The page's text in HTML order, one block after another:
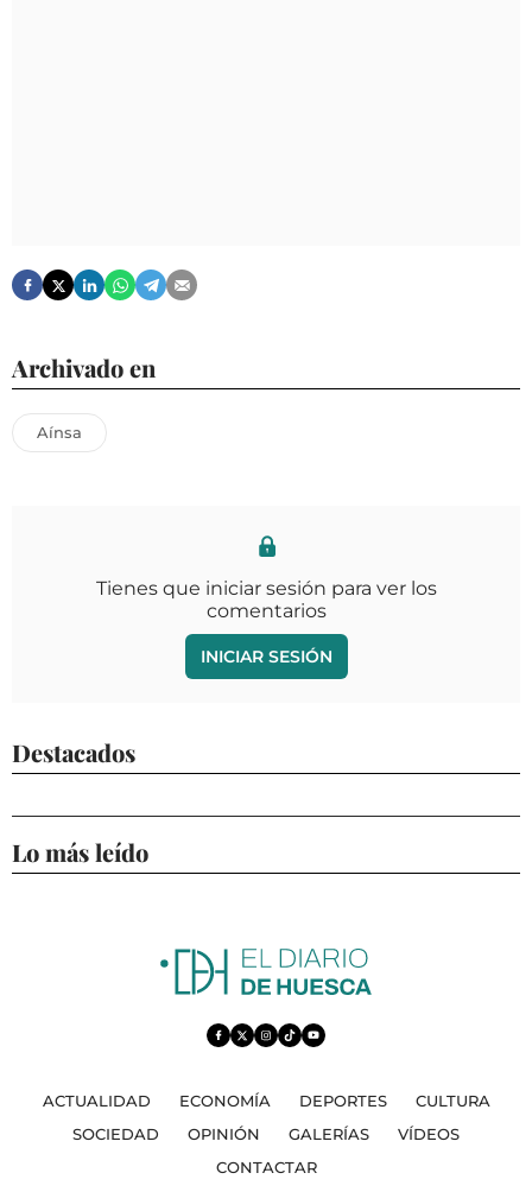
Archivado en
Aínsa
Tienes que iniciar sesión para ver los
comentarios
INICIAR SESIÓN
Destacados
Lo más leído
ACTUALIDAD ECONOMÍA DEPORTES
CULTURA
SOCIEDAD
OPINIÓN GALERÍAS
VÍDEOS
CONTACTAR